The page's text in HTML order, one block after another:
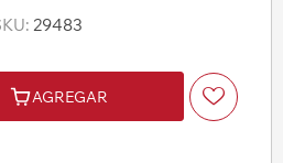
29483
AGREGAR